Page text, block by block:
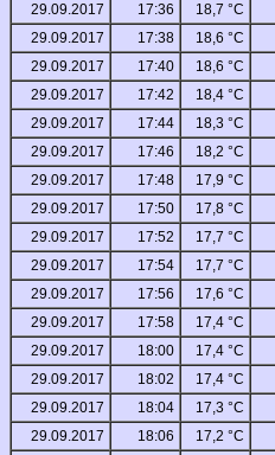
29.09.2017
17:36 18,7 °C
29.09.2017
17:38 18,6 °C
29.09.2017
17:40 18,6 °C
29.09.2017
17:42 18,4 °C
29.09.2017
17:44 18,3 °C
29.09.2017
17:46 18,2 °C
29.09.2017
17:48 17,9 °C
29.09.2017
17:50 17,8 °C
29.09.2017
17:52 17,7 °C
29.09.2017
17:54 17,7 °C
29.09.2017
17:56 17,6 °C
29.09.2017
17:58 17,4 °C
29.09.2017
18:00 17,4 °C
29.09.2017
18:02 17,4 °C
29.09.2017
18:04 17,3 °C
29.09.2017
18:06 17,2 °C